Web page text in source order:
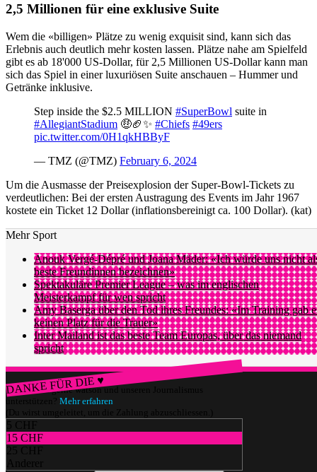
2,5 Millionen für eine exklusive Suite
Wem die «billigen» Plätze zu wenig exquisit sind, kann sich das
Erlebnis auch deutlich mehr kosten lassen. Plätze nahe am Spielfeld
gibt es ab 18'000 US-Dollar, für 2,5 Millionen US-Dollar kann man
sich das Spiel in einer luxuriösen Suite anschauen – Hummer und
Getränke inklusive.
Step inside the $2.5 MILLION #SuperBowl suite in
#AllegiantStadium 🤑🏈✨ #Chiefs #49ers
pic.twitter.com/0H1qkHBByF
— TMZ (@TMZ) February 6, 2024
Um die Ausmasse der Preisexplosion der Super-Bowl-Tickets zu
verdeutlichen: Bei der ersten Austragung des Events im Jahr 1967
kostete ein Ticket 12 Dollar (inflationsbereinigt ca. 100 Dollar). (kat)
Mehr Sport
Anouk Vergé-Dépré und Joana Mäder: «Ich würde uns nicht
beste Freundinnen bezeichnen»
Spektakuläre Premier League – was im englischen
Meisterkampf für wen spricht
Amy Baserga über den Tod ihres Freundes: «Im Training gab
keinen Platz für die Trauer»
Inter Mailand ist das beste Team Europas, über das niemand
spricht
DANKE FÜR DIE ♥
Würdest du gerne watson und unseren Journalismus
unterstützen? Mehr erfahren
(Du wirst umgeleitet, um die Zahlung abzuschliessen.)
5 CHF
15 CHF
25 CHF
Anderer